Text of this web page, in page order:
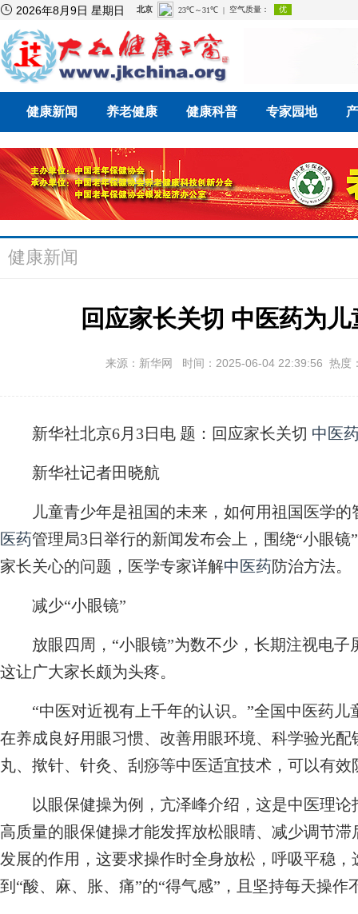
 2026年8月9日 星期日
健康新闻 养老健康 健康科普 专家园地
健康新闻
回应家长关切 中医药为
来源：新华网 时间：2025-06-04 22:39:56 热度
新华社北京6月3日电 题：回应家长关切 中医
新华社记者田晓航
儿童青少年是祖国的未来，如何用祖国医学的
医药管理局3日举行的新闻发布会上，围绕“小眼
家长关心的问题，医学专家详解中医药防治方法。
减少“小眼镜”
放眼四周，“小眼镜”为数不少，长期注视电子
这让广大家长颇为头疼。
“中医对近视有上千年的认识。”全国中医药儿
在养成良好用眼习惯、改善用眼环境、科学验光
丸、揿针、针灸、刮痧等中医适宜技术，可以有
以眼保健操为例，亢泽峰介绍，这是中医理论
高质量的眼保健操才能发挥放松眼睛、减少调节
发展的作用，这要求操作时全身放松，呼吸平稳
到“酸、麻、胀、痛”的“得气感”，且坚持每天操